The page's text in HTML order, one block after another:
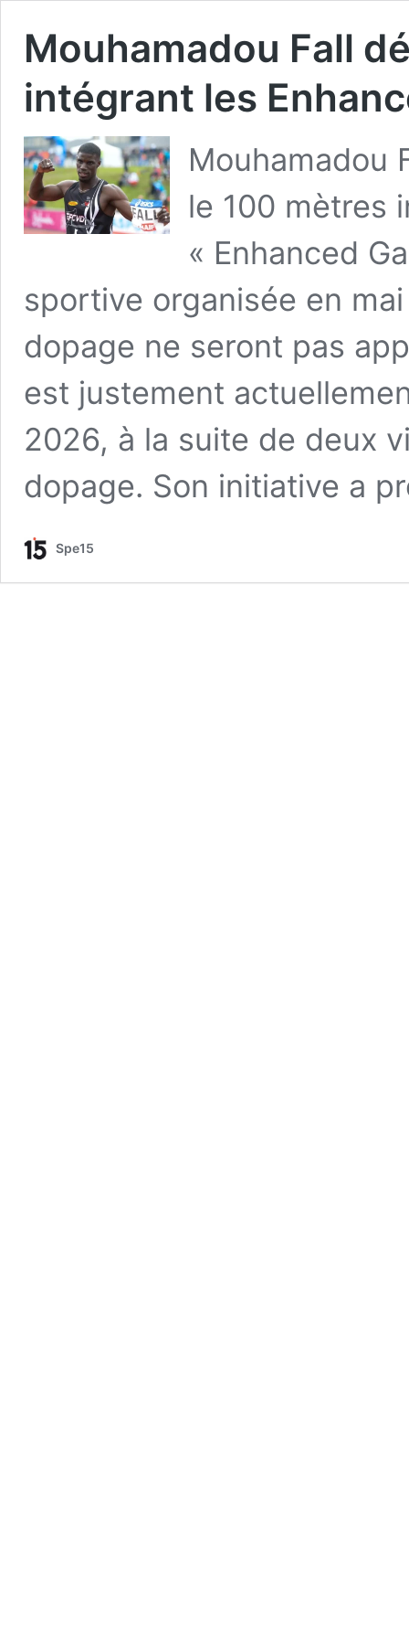
Mouhamadou Fall
intégrant les
Mouhamadou
le 100 mètres
« Enhanced
sportive organisée en
dopage ne seront pas
est justement
2026, à la suite de deux
dopage. Son initiative a
Spe15